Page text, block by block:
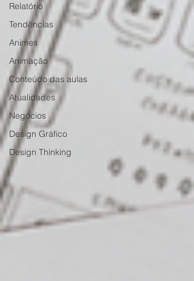
Relatório
Tendências
Animes
Animação
Conteúdo das aulas
Atualidades
Negócios
Design Gráfico
Design Thinking